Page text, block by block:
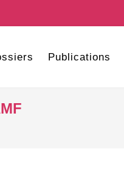
Publications